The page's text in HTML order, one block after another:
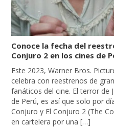
Conoce la fecha del
Conjuro 2 en los cines de
Este 2023, Warner Bros.
celebra con reestrenos de
fanáticos del cine. El terror de
de Perú, es así que solo por
Conjuro y El Conjuro 2 (The
en cartelera por una […]